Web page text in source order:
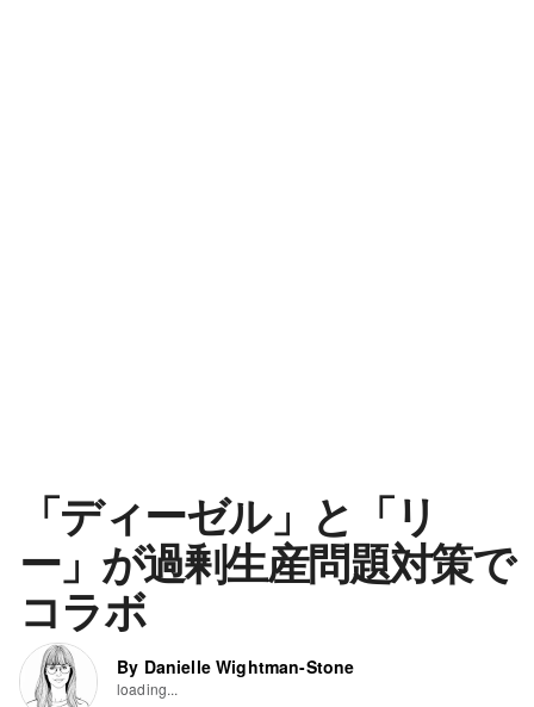
「ディーゼル」と「リ
ー」が過剰生産問題対策で
コラボ
By Danielle Wightman-Stone
loading...